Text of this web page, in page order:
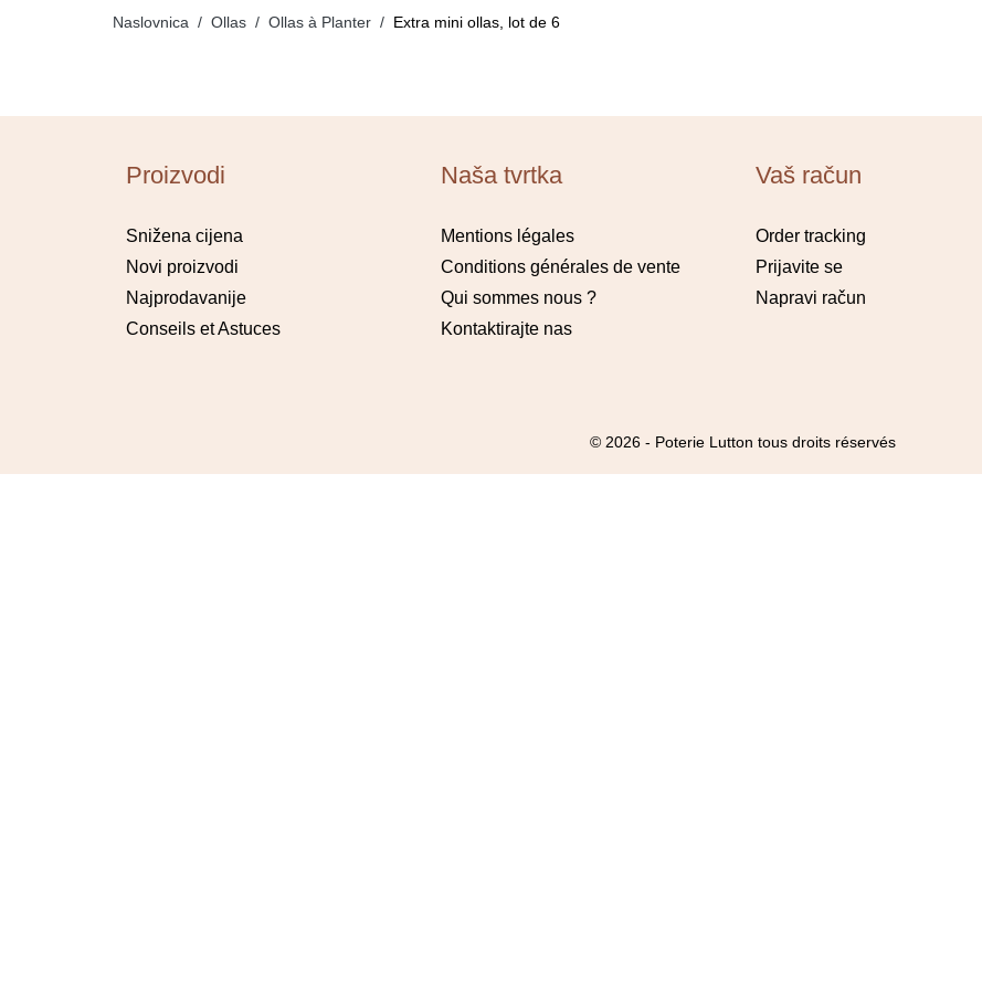
Naslovnica Ollas Ollas à Planter Extra mini ollas, lot de 6
Proizvodi
Snižena cijena
Novi proizvodi
Najprodavanije
Conseils et Astuces
Naša tvrtka
Mentions légales
Conditions générales de vente
Qui sommes nous ?
Kontaktirajte nas
Vaš račun
Order tracking
Prijavite se
Napravi račun
© 2026 - Poterie Lutton tous droits réservés